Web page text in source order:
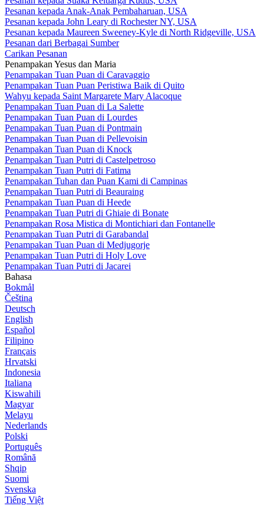
Pesanan kepada Anak-Anak Pembaharuan, USA
Pesanan kepada John Leary di Rochester NY, USA
Pesanan kepada Maureen Sweeney-Kyle di North Ridgeville, USA
Pesanan dari Berbagai Sumber
Carikan Pesanan
Penampakan Yesus dan Maria
Penampakan Tuan Puan di Caravaggio
Penampakan Tuan Puan Peristiwa Baik di Quito
Wahyu kepada Saint Margarete Mary Alacoque
Penampakan Tuan Puan di La Salette
Penampakan Tuan Puan di Lourdes
Penampakan Tuan Puan di Pontmain
Penampakan Tuan Puan di Pellevoisin
Penampakan Tuan Puan di Knock
Penampakan Tuan Putri di Castelpetroso
Penampakan Tuan Putri di Fatima
Penampakan Tuhan dan Puan Kami di Campinas
Penampakan Tuan Putri di Beauraing
Penampakan Tuan Puan di Heede
Penampakan Tuan Putri di Ghiaie di Bonate
Penampakan Rosa Mistica di Montichiari dan Fontanelle
Penampakan Tuan Putri di Garabandal
Penampakan Tuan Puan di Medjugorje
Penampakan Tuan Putri di Holy Love
Penampakan Tuan Putri di Jacarei
Bahasa
Bokmål
Čeština
Deutsch
English
Español
Filipino
Français
Hrvatski
Indonesia
Italiana
Kiswahili
Magyar
Melayu
Nederlands
Polski
Português
Română
Shqip
Suomi
Svenska
Tiếng Việt